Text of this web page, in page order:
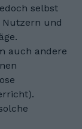
selbst
Nutzern und
auch andere